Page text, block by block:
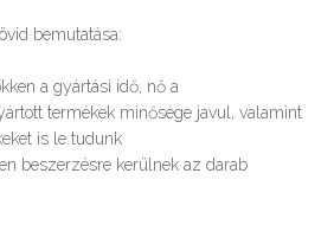
bemutatása:
a gyártási idő, nő a
termékek minősége javul, valamint
is le tudunk
beszerzésre kerülnek az darab